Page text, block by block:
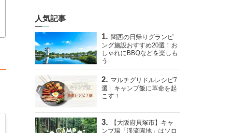
人気記事
関西の日帰りグランピ
ング施設おすすめ20選！お
しゃれにBBQなどを楽しも
う
マルチグリドルレシピ7
選｜キャンプ飯に革命を起
こす！
【大阪府貝塚市】キャ
ンプ場「渓流園地」はソロ